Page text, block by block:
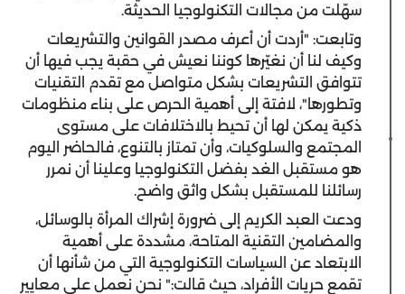
سهّلت من مجالات التكنولوجيا الحديثة.
وتابعت: "أردت أن أعرف مصدر القوانين والتشريعات
وكيف لنا أن نغيّرها كوننا نعيش في حقبة يجب فيها أن
تتوافق التشريعات بشكل متواصل مع تقدم التقنيات
وتطورها"، لافتة إلى أهمية الحرص على بناء منظومات
ذكية يمكن لها أن تحيط بالاختلافات على مستوى
المجتمع والسلوكيات، وأن تمتاز بالتنوع، فالحاضر اليوم
هو مستقبل الغد بفضل التكنولوجيا وعلينا أن نمرر
رسائلنا للمستقبل بشكل واثق واضح.
ودعت العبد الكريم إلى ضرورة إشراك المرأة بالوسائل،
والمضامين التقنية المتاحة، مشددة على أهمية
الابتعاد عن السياسات التكنولوجية التي من شأنها أن
تقمع حريات الأفراد، حيث قالت:" نحن نعمل على معايير